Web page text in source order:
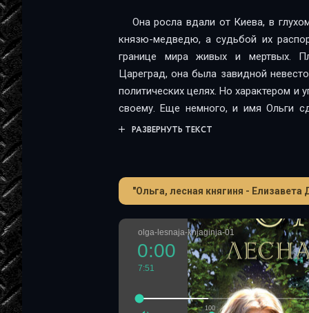
Она росла вдали от Киева, в
князю-медведю, а судьбой их
границе мира живых и мертвых.
Цареград, она была завидной
политических целях. Но характером
своему. Еще немного, и имя Ольги
землям, но и далеко за их пределами.
РАЗВЕРНУТЬ ТЕКСТ
"Ольга, лесная княгиня - Елизавета
olga-lesnaja-knjaginja-01
100
0:00
7:51